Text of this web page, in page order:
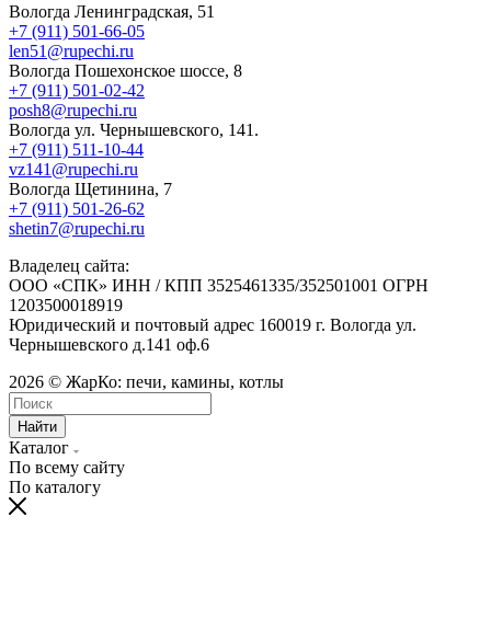
Вологда Ленинградская, 51
+7 (911) 501-66-05
len51@rupechi.ru
Вологда Пошехонское шоссе, 8
+7 (911) 501-02-42
posh8@rupechi.ru
Вологда ул. Чернышевского, 141.
+7 (911) 511-10-44
vz141@rupechi.ru
Вологда Щетинина, 7
+7 (911) 501-26-62
shetin7@rupechi.ru
Владелец сайта:
ООО «СПК» ИНН / КПП 3525461335/352501001 ОГРН
1203500018919
Юридический и почтовый адрес 160019 г. Вологда ул.
Чернышевского д.141 оф.6
2026 © ЖарКо: печи, камины, котлы
Найти
Каталог
По всему сайту
По каталогу